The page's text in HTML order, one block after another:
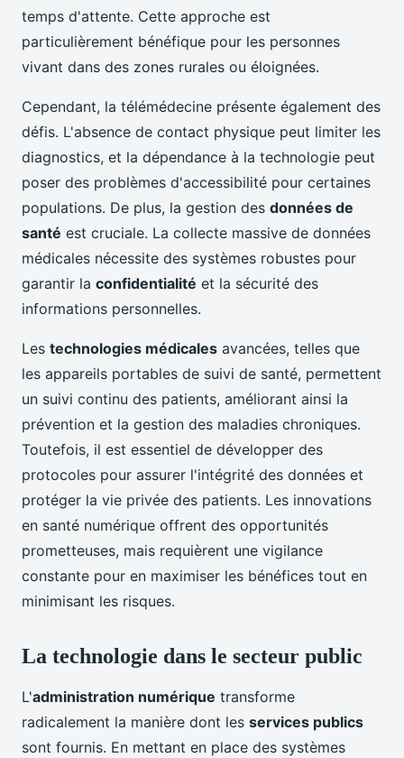
temps d'attente. Cette approche est
particulièrement bénéfique pour les personnes
vivant dans des zones rurales ou éloignées.
Cependant, la télémédecine présente également des
défis. L'absence de contact physique peut limiter les
diagnostics, et la dépendance à la technologie peut
poser des problèmes d'accessibilité pour certaines
populations. De plus, la gestion des données de
santé est cruciale. La collecte massive de données
médicales nécessite des systèmes robustes pour
garantir la confidentialité et la sécurité des
informations personnelles.
Les technologies médicales avancées, telles que
les appareils portables de suivi de santé, permettent
un suivi continu des patients, améliorant ainsi la
prévention et la gestion des maladies chroniques.
Toutefois, il est essentiel de développer des
protocoles pour assurer l'intégrité des données et
protéger la vie privée des patients. Les innovations
en santé numérique offrent des opportunités
prometteuses, mais requièrent une vigilance
constante pour en maximiser les bénéfices tout en
minimisant les risques.
La technologie dans le secteur public
L'administration numérique transforme
radicalement la manière dont les services publics
sont fournis. En mettant en place des systèmes